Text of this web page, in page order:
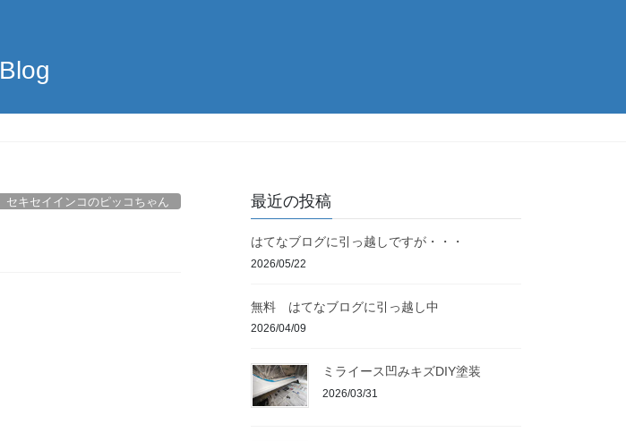
Blog
セキセイインコのピッコちゃん 最近の投稿
はてなブログに引っ越しですが・・・
2026/05/22
無料 はてなブログに引っ越し中
2026/04/09
ミライース凹みキズDIY塗装
2026/03/31